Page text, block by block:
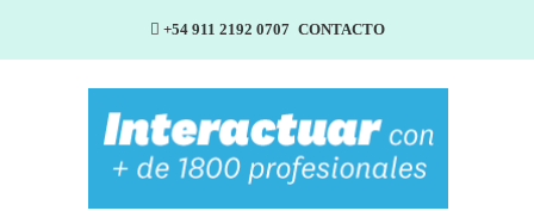
+54 911 2192 0707 CONTACTO